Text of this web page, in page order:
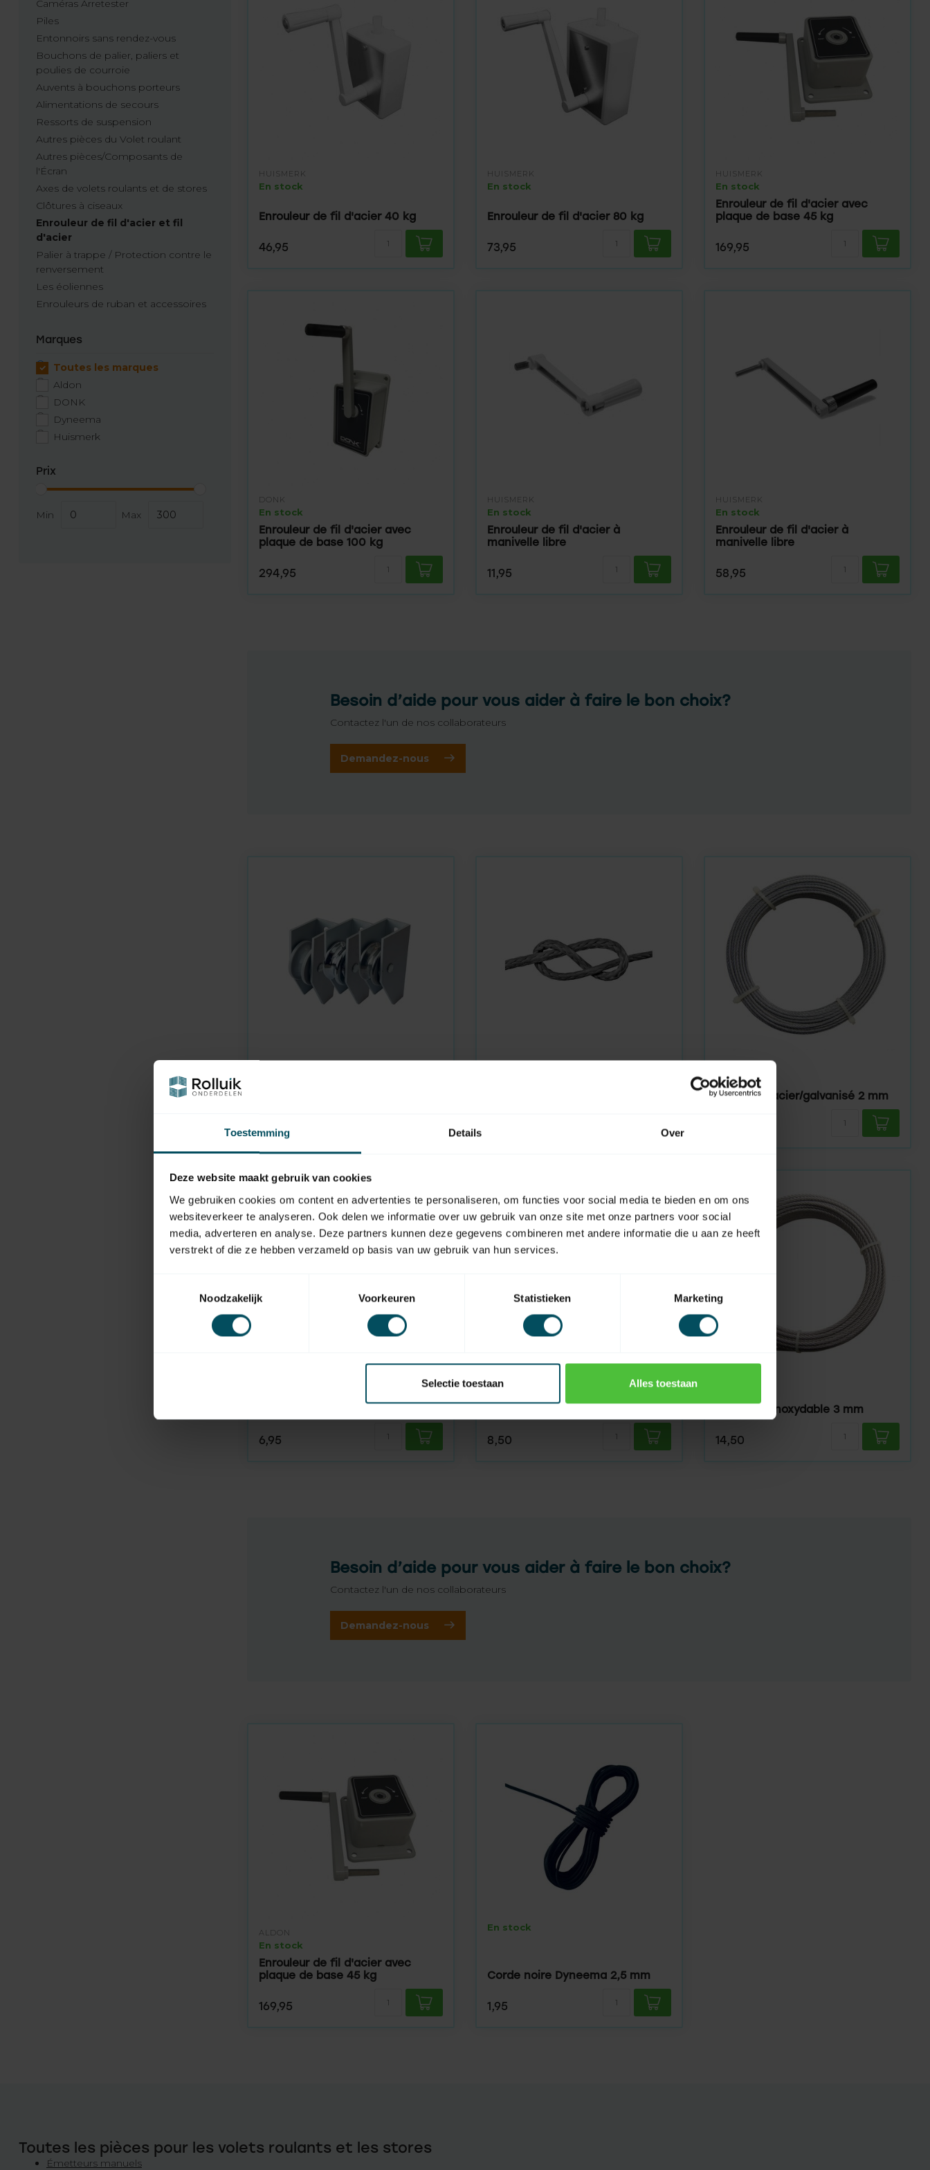
Toestemming Details Over
Deze website maakt gebruik van cookies
We gebruiken cookies om content en advertenties te personaliseren, om functies voor social media te bieden en om ons
websiteverkeer te analyseren. Ook delen we informatie over uw gebruik van onze site met onze partners voor social
media, adverteren en analyse. Deze partners kunnen deze gegevens combineren met andere informatie die u aan ze heeft
verstrekt of die ze hebben verzameld op basis van uw gebruik van hun services.
Noodzakelijk
Voorkeuren Statistieken Marketing
Selectie toestaan Alles toestaan
Caméras Arretester
Piles
Entonnoirs sans rendez-vous
Bouchons de palier, paliers et
poulies de courroie
Auvents à bouchons porteurs
Alimentations de secours
Ressorts de suspension
Autres pièces du Volet roulant
Autres pièces/Composants de
l'Écran
Axes de volets roulants et de stores
Clôtures à ciseaux
Enrouleur de fil d'acier et fil
d'acier
Palier à trappe / Protection contre le
renversement
Les éoliennes
Enrouleurs de ruban et accessoires
Marques
Toutes les marques
Aldon
DONK
Dyneema
Huismerk
Prix
Min Max
HUISMERK
En stock
Enrouleur de fil d'acier 40 kg
46,95
HUISMERK
En stock
Enrouleur de fil d'acier 80 kg
73,95
HUISMERK
En stock
Enrouleur de fil d'acier avec
plaque de base 45 kg
169,95
DONK
En stock
Enrouleur de fil d'acier avec
plaque de base 100 kg
294,95
HUISMERK
En stock
Enrouleur de fil d'acier à
manivelle libre
11,95
HUISMERK
En stock
Enrouleur de fil d'acier à
manivelle libre
58,95
Besoin d’aide pour vous aider à faire le bon choix?
Contactez l'un de nos collaborateurs
Demandez-nous
11,95
En stock
Fil d'acier acier/galvanisé 2 mm
6,95
HUISMERK
8,50
Fil d'acier inoxydable 3 mm
14,50
Besoin d’aide pour vous aider à faire le bon choix?
Contactez l'un de nos collaborateurs
Demandez-nous
ALDON
En stock
Enrouleur de fil d'acier avec
plaque de base 45 kg
169,95
En stock
Corde noire Dyneema 2,5 mm
1,95
Toutes les pièces pour les volets roulants et les stores
Émetteurs manuels